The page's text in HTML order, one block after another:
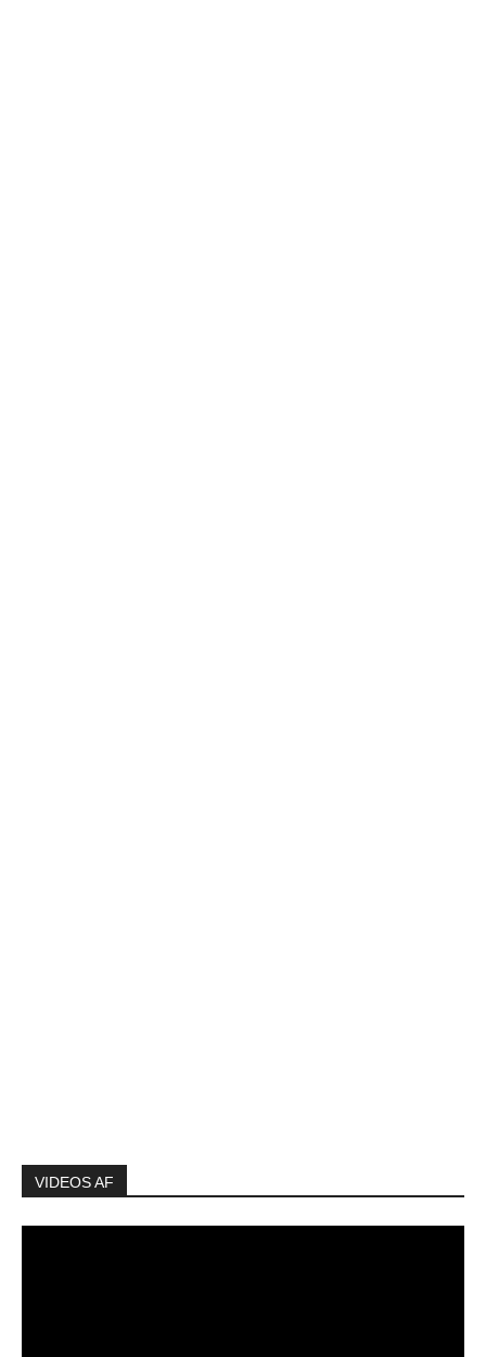
VIDEOS AF